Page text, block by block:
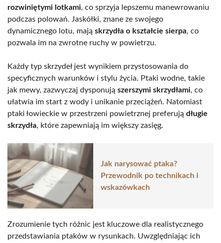
rozwiniętymi lotkami, co sprzyja lepszemu manewrowaniu
podczas polowań. Jaskółki, znane ze swojego
dynamicznego lotu, mają skrzydła o kształcie sierpa, co
pozwala im na zwrotne ruchy w powietrzu.
Każdy typ skrzydeł jest wynikiem przystosowania do
specyficznych warunków i stylu życia. Ptaki wodne, takie
jak mewy, zazwyczaj dysponują szerszymi skrzydłami, co
ułatwia im start z wody i unikanie przeciążeń. Natomiast
ptaki łowieckie w przestrzeni powietrznej preferują długie
skrzydła, które zapewniają im większy zasięg.
Jak narysować ptaka?
Przewodnik po technikach i
wskazówkach
Zrozumienie tych różnic jest kluczowe dla realistycznego
przedstawiania ptaków w rysunkach. Uwzględniając ich